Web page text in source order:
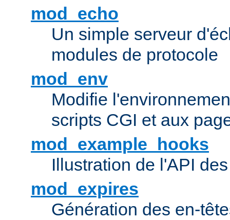
mod_echo
Un simple serveur
modules de protocole
mod_env
Modifie
scripts CGI et aux
mod_example_hooks
Illustration de l'API
mod_expires
Génération des en-